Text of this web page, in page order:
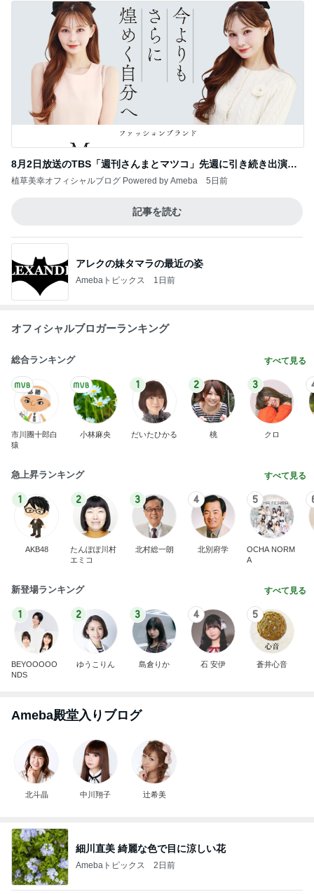
8月2日放送のTBS「週刊さんまとマツコ」先週に引き続き出演し
ます♪
植草美幸オフィシャルブログ Powered by Ameba 5日前
記事を読む
アレクの妹タマラの最近の姿
Amebaトピックス 1日前
オフィシャルブロガーランキング
総合ランキング すべて見る
市川團十郎白
猿
小林麻央
1
だいたひかる
2
桃
3
クロ
急上昇ランキング すべて見る
1
AKB48
2
たんぽぽ川村
エミコ
3
北村総一朗
4
北別府学
5
OCHA NORM
A
新登場ランキング すべて見る
1
BEYOOOOO
NDS
2
ゆうこりん
3
島倉りか
4
石 安伊
5
蒼井心音
Ameba殿堂入りブログ
北斗晶 中川翔子 辻希美
細川直美 綺麗な色で目に涼しい花
Amebaトピックス 2日前